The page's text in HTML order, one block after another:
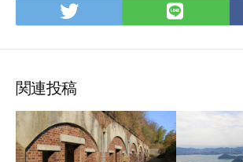
Twitter
で
LINE
で
関連投稿